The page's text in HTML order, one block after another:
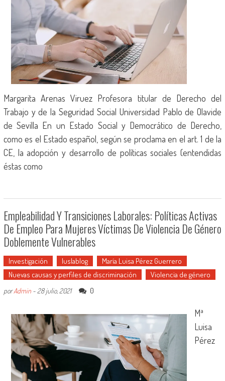
Margarita Arenas Viruez Profesora titular de Derecho del
Trabajo y de la Seguridad Social Universidad Pablo de Olavide
de Sevilla En un Estado Social y Democrático de Derecho,
como es el Estado español, según se proclama en el art. 1 de la
CE, la adopción y desarrollo de políticas sociales (entendidas
éstas como
Empleabilidad Y Transiciones Laborales: Políticas Activas
De Empleo Para Mujeres Víctimas De Violencia De Género
Doblemente Vulnerables
Investigación Iuslablog
María Luisa Pérez Guerrero
Nuevas causas y perfiles de discriminación
Violencia de género
porAdmin- 28 julio, 2021 0
Mª
Luisa
Pérez